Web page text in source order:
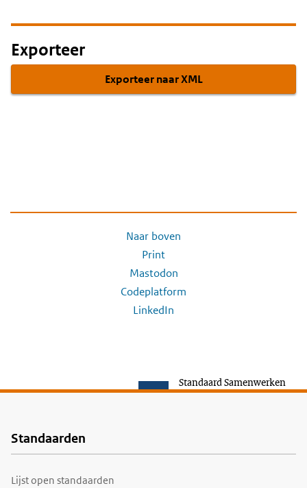
Exporteer
Exporteer naar XML
Naar boven
Print
Mastodon
Codeplatform
LinkedIn
Standaard Samenwerken
Voet
Standaarden
Lijst open standaarden